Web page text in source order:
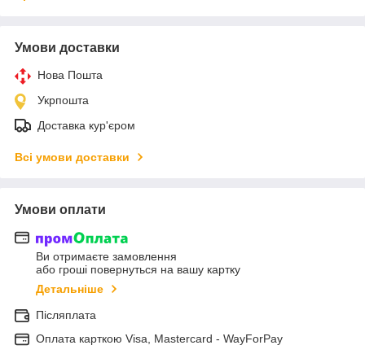
Умови доставки
Нова Пошта
Укрпошта
Доставка кур'єром
Всі умови доставки
Умови оплати
Ви отримаєте замовлення
або гроші повернуться на вашу картку
Детальніше
Післяплата
Оплата карткою Visa, Mastercard - WayForPay